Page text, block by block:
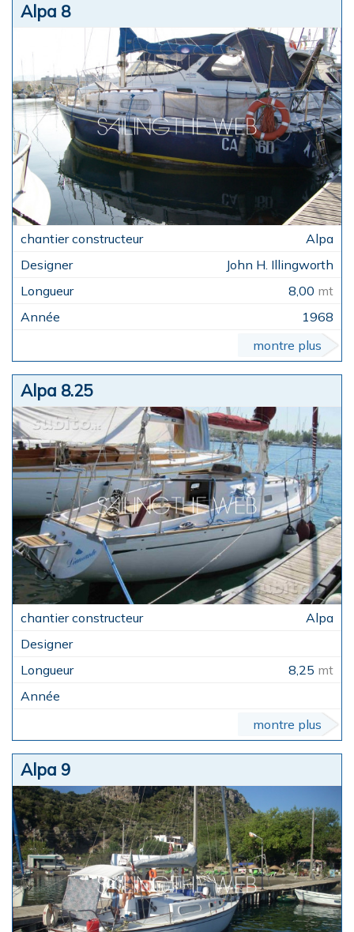
Alpa 8
Alpa
John H. Illingworth
8,00 mt
1968
montre plus
Alpa 8.25
Alpa
8,25 mt
montre plus
Alpa 9